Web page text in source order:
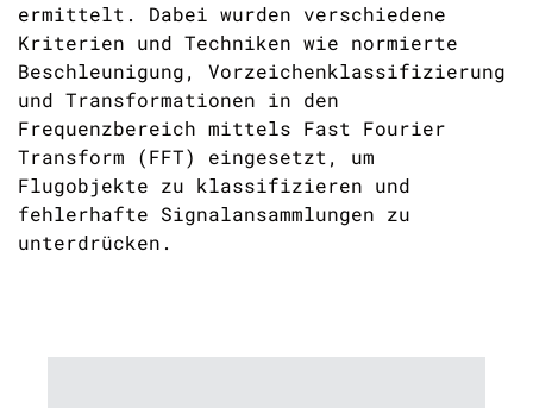
ermittelt. Dabei wurden verschiedene
Kriterien und Techniken wie normierte
Beschleunigung, Vorzeichenklassifizierung
und Transformationen in den
Frequenzbereich mittels Fast Fourier
Transform (FFT) eingesetzt, um
Flugobjekte zu klassifizieren und
fehlerhafte Signalansammlungen zu
unterdrücken.